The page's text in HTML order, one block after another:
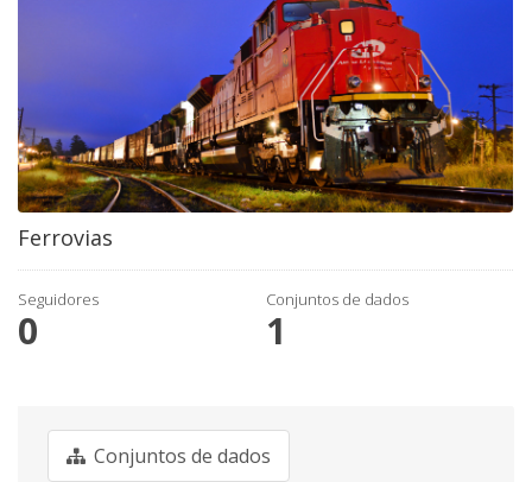
Ferrovias
Seguidores
0
Conjuntos de dados
1
Conjuntos de dados